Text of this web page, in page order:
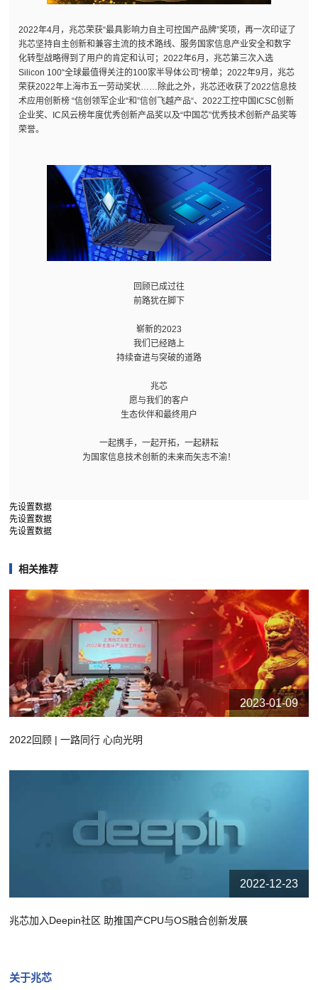
2022年4月，兆芯荣获“最具影响力自主可控国产品牌”奖项，再一次印证了
兆芯坚持自主创新和兼容主流的技术路线、服务国家信息产业安全和数字
化转型战略得到了用户的肯定和认可；2022年6月，兆芯第三次入选
Silicon 100“全球最值得关注的100家半导体公司”榜单；2022年9月，兆芯
荣获2022年上海市五一劳动奖状……除此之外，兆芯还收获了2022信息技
术应用创新榜 “信创领军企业“和”信创飞越产品“、2022工控中国ICSC创新
企业奖、IC风云榜年度优秀创新产品奖以及“中国芯”优秀技术创新产品奖等
荣誉。
回顾已成过往
前路犹在脚下
崭新的2023
我们已经踏上
持续奋进与突破的道路
兆芯
愿与我们的客户
生态伙伴和最终用户
一起携手，一起开拓，一起耕耘
为国家信息技术创新的未来而矢志不渝！
先设置数据
先设置数据
先设置数据
相关推荐
2023-01-09
2022回顾 | 一路同行 心向光明
2022-12-23
兆芯加入Deepin社区 助推国产CPU与OS融合创新发展
关于兆芯